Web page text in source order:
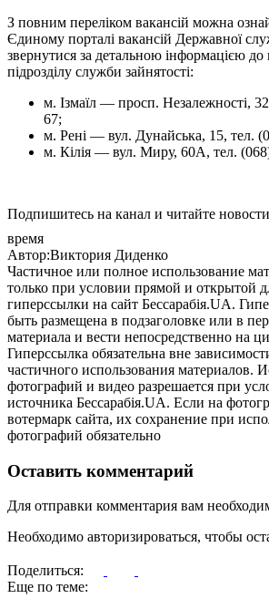
З повним переліком вакансій можна
Єдиному порталі вакансій Державної
звернутися за детальною інформацією
підрозділу служби зайнятості:
м. Ізмаїл — просп. Незалежності,
67;
м. Рені — вул. Дунайська, 15, тел.
м. Кілія — вул. Миру, 60А, тел.
Подпишитесь на канал и читайте
время
Автор:Виктория Диденко
Частичное или полное использование
только при условии прямой и открытой
гиперссылки на сайт Бессарабія.UA.
быть размещена в подзаголовке или в
материала и вести непосредственно на
Гиперссылка обязательна вне
частичного использования материалов.
фотографий и видео разрешается при
источника Бессарабія.UA. Если на
вотермарк сайта, их сохранение при
фотографий обязательно
Оставить комментарий
Для отправки комментария вам
Необходимо авторизироваться, чтобы
Поделиться:
Еще по теме: